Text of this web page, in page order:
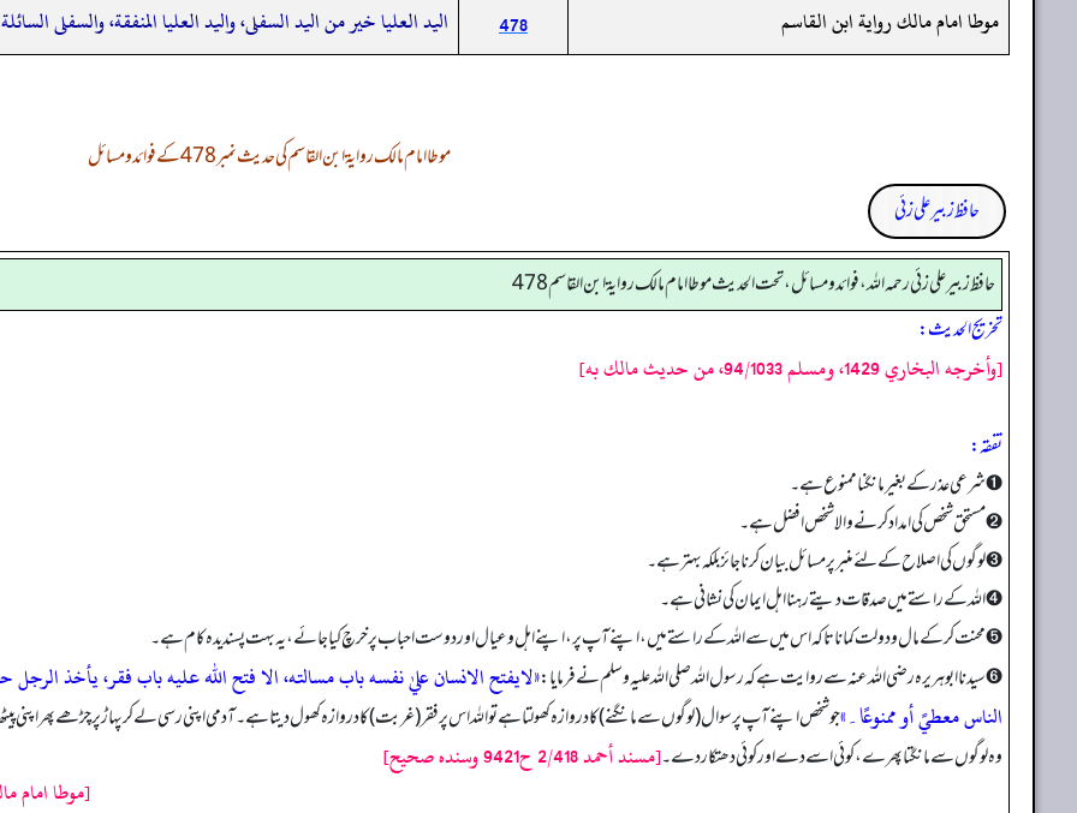
موطا امام مالك رواية ابن القاسم
478 اليد العليا خير من اليد السفلى، واليد العليا المنفقة، والسفلى السائلة
موطا امام مالک روایۃ ابن القاسم کی حدیث نمبر 478 کے فوائد و مسائل
حافظ زبیر علی زئی
حافظ زبير على زئي رحمه الله، فوائد و مسائل، تحت الحديث موطا امام مالك رواية ابن القاسم 478
تخریج الحدیث:
[وأخرجه البخاري 1429، ومسلم 94/1033، من حديث مالك به]
تفقه:
➊ شرعی عذر کے بغیر مانگنا ممنوع ہے۔
➋ مستحق شخص کی امداد کرنے والا شخص افضل ہے۔
➌ لوگوں کی اصلاح کے لئے منبر پر مسائل بیان کرنا جائز بلکہ بہتر ہے۔
➍ اللہ کے راستے میں صدقات دیتے رہنا اہل ایمان کی نشانی ہے۔
➎ محنت کر کے مال و دولت کمانا تاکہ اس میں سے اللہ کے راستے میں، اپنے آپ پر، اپنے اہل وعیال اور دوست احباب پر خرچ کیا جائے، یہ بہت پسندیدہ کام ہے۔
➏ سیدنا ابوہریرہ رضی اللہ عنہ سے روایت ہے کہ رسول اللہ صلی اللہ علیہ وسلم نے فرمایا:«لايفتح الانسان عليٰ نفسه باب مسالته، الا فتح الله عليه باب فقر، يأخذ
الناس معطيً أو ممنوعًا۔»جو شخص اپنے آپ پر سوال (لوگوں سے مانگنے) کا دروازہ کھولتا ہے تو اللہ اس پر فقر (غربت) کا دروازہ کھول دیتا ہے۔ آدمی اپنی رسی لے کر پہاڑ پر چڑھے پھر
وہ لوگوں سے مانگتا پھرے، کوئی اسے دے اور کوئی دھتکار دے۔[مسند أحمد 2/418 ح9421 وسنده صحيح]
[موطا امام